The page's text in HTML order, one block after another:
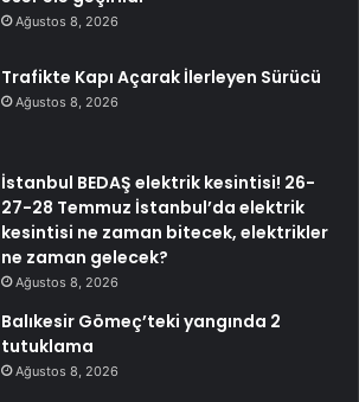
Ağustos 8, 2026
Trafikte Kapı Açarak İlerleyen Sürücü
Ağustos 8, 2026
İstanbul BEDAŞ elektrik kesintisi! 26-
27-28 Temmuz İstanbul’da elektrik
kesintisi ne zaman bitecek, elektrikler
ne zaman gelecek?
Ağustos 8, 2026
Balıkesir Gömeç’teki yangında 2
tutuklama
Ağustos 8, 2026